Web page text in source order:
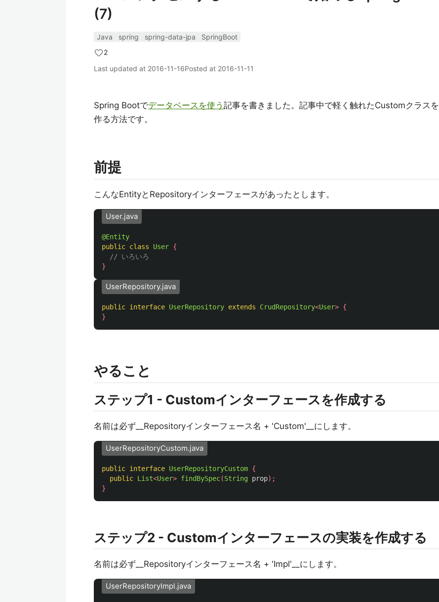
(7)
Java spring spring-data-jpa
SpringBoot
2
Last updated at 2016-11-16Posted at 2016-11-11
Spring Bootでデータベースを使う 記事を書きました。記事中で軽く触れたCustomクラスを
作る方法です。
前提
こんなEntityとRepositoryインターフェースがあったとします。
User.java
@Entity
public class User {
// いろいろ
}
UserRepository.java
public interface UserRepository extends CrudRepository<User> {
}
やること
ステップ1 - Customインターフェースを作成する
名前は必ず__Repositoryインターフェース名 + 'Custom'__にします。
UserRepositoryCustom.java
public interface UserRepositoryCustom {
public List<User> findBySpec(String prop);
}
ステップ2 - Customインターフェースの実装を作成する
名前は必ず__Repositoryインターフェース名 + 'Impl'__にします。
UserRepositoryImpl.java